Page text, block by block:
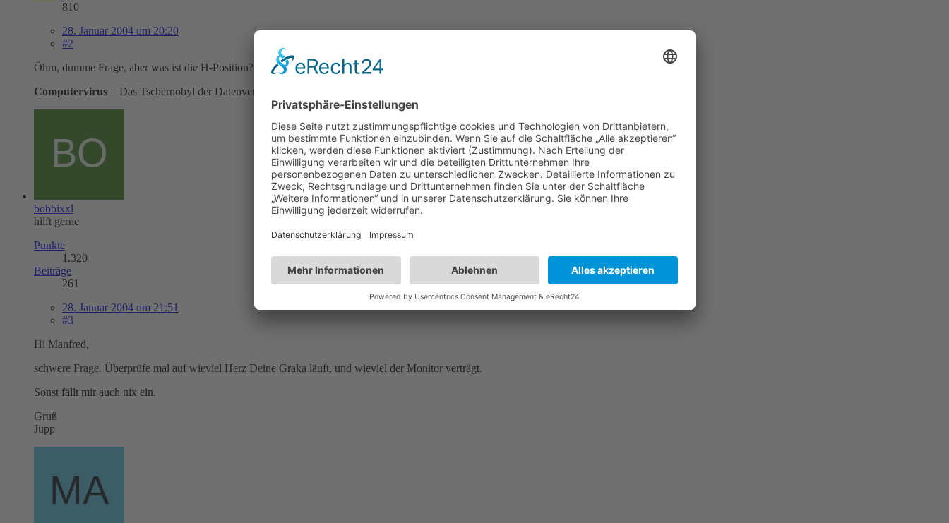
810
28. Januar 2004 um 20:20
#2
Öhm, dumme Frage, aber was ist die H-Position?
Computervirus = Das Tschernobyl der Datenverarbeitung. In Erinnerung an Wau "Hacker" Holland!
bobbixxl
hilft gerne
Punkte
1.320
Beiträge
261
28. Januar 2004 um 21:51
#3
Hi Manfred,
schwere Frage. Überprüfe mal auf wieviel Herz Deine Graka läuft, und wieviel der Monitor verträgt.
Sonst fällt mir auch nix ein.
Gruß
Jupp